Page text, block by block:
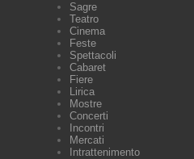
Sagre
Teatro
Cinema
Feste
Spettacoli
Cabaret
Fiere
Lirica
Mostre
Concerti
Incontri
Mercati
Intrattenimento